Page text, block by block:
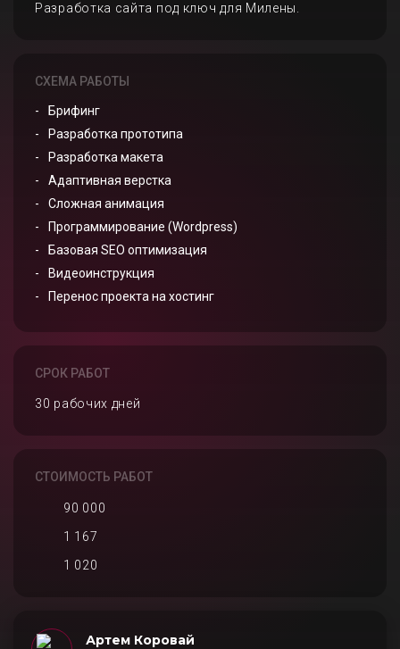
Разработка сайта под ключ для Милены.
СХЕМА РАБОТЫ
Брифинг
Разработка прототипа
Разработка макета
Адаптивная верстка
Сложная анимация
Программирование (Wordpress)
Базовая SEO оптимизация
Видеоинструкция
Перенос проекта на хостинг
СРОК РАБОТ
30 рабочих дней
СТОИМОСТЬ РАБОТ
90 000
1 167
1 020
Артем Коровай